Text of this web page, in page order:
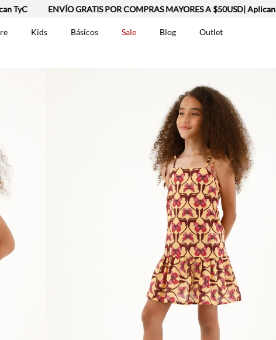
ENVÍO GRATIS POR COMPRAS MAYORES A $50USD| Aplican TyC
Kids Básicos Sale Blog Outlet
Tsh-Ent-0007699